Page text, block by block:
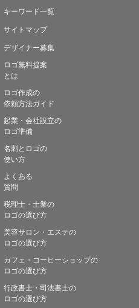
キーワード一覧
サイトマップ
デザイナー募集
ロゴ無料提案
とは
ロゴ作成の
依頼方法ガイド
起業・会社設立の
ロゴ準備
名刺とロゴの
使い方
よくある
質問
税理士・士業の
ロゴの選び方
美容サロン・エステの
ロゴの選び方
カフェ・コーヒーショップの
ロゴの選び方
行政書士・司法書士の
ロゴの選び方